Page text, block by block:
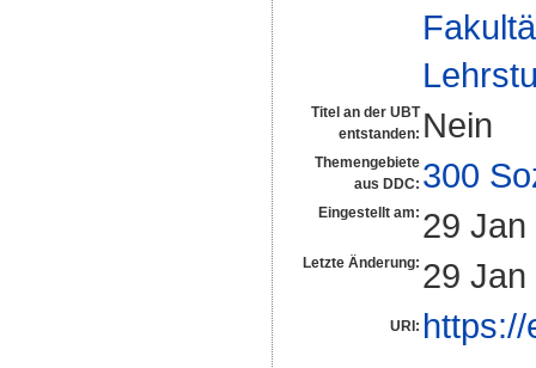
Titel an der UBT
entstanden: Nein
Themengebiete
aus DDC: 300
Eingestellt am: 29
Letzte Änderung: 29
URI: